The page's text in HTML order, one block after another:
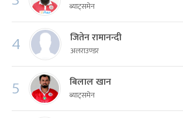
ब्याट्समेन
4 जितेन रामानन्दी
अलराउण्डर
5 बिलाल खान
ब्याट्समेन